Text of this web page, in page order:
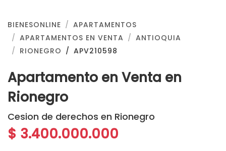
BIENESONLINE
APARTAMENTOS
APARTAMENTOS EN VENTA
ANTIOQUIA
RIONEGRO
APV210598
Apartamento en Venta en
Rionegro
Cesion de derechos en Rionegro
$ 3.400.000.000